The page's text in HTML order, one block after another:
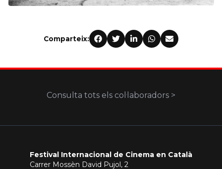
Comparteix:
Consulta tots els col·laboradors >
Festival Internacional de Cinema en Català
Carrer Mossèn David Pujol, 2